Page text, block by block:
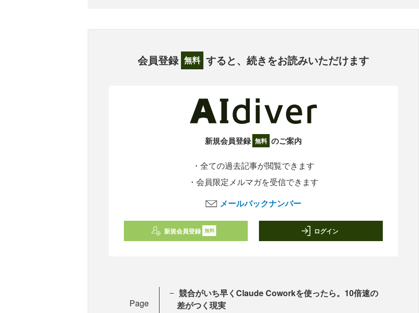
会員登録 無料 すると、続きをお読みいただけます
新規会員登録 無料 のご案内
・全ての過去記事が閲覧できます
・会員限定メルマガを受信できます
メールバックナンバー
新規会員登録 無料 ログイン
Page
競合がいち早くClaude Coworkを使ったら。10倍速の
差がつく現実